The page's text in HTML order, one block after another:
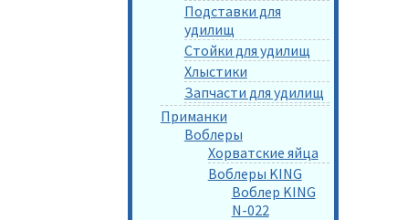
Подставки для
удилищ
Стойки для удилищ
Хлыстики
Запчасти для удилищ
Приманки
Воблеры
Хорватские яйца
Воблеры KING
Воблер KING
N-022